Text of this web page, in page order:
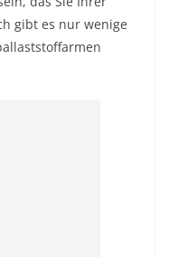
gibt es nur wenige